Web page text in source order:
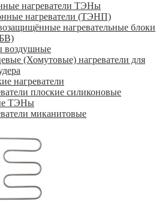
нагреватели ТЭНы
нагреватели (ТЭНП)
нагревательные блоки
(Хомутовые) нагреватели для
нагреватели
плоские силиконовые
ТЭНы
миканитовые